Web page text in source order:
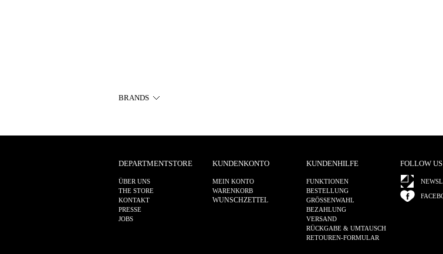
BRANDS
DEPARTMENTSTORE
ÜBER UNS
THE STORE
KONTAKT
PRESSE
JOBS
KUNDENKONTO
MEIN KONTO
WARENKORB
WUNSCHZETTEL
KUNDENHILFE
FUNKTIONEN
BESTELLUNG
GRÖSSENWAHL
BEZAHLUNG
VERSAND
RÜCKGABE & UMTAUSCH
RETOUREN-FORMULAR
FOLLOW